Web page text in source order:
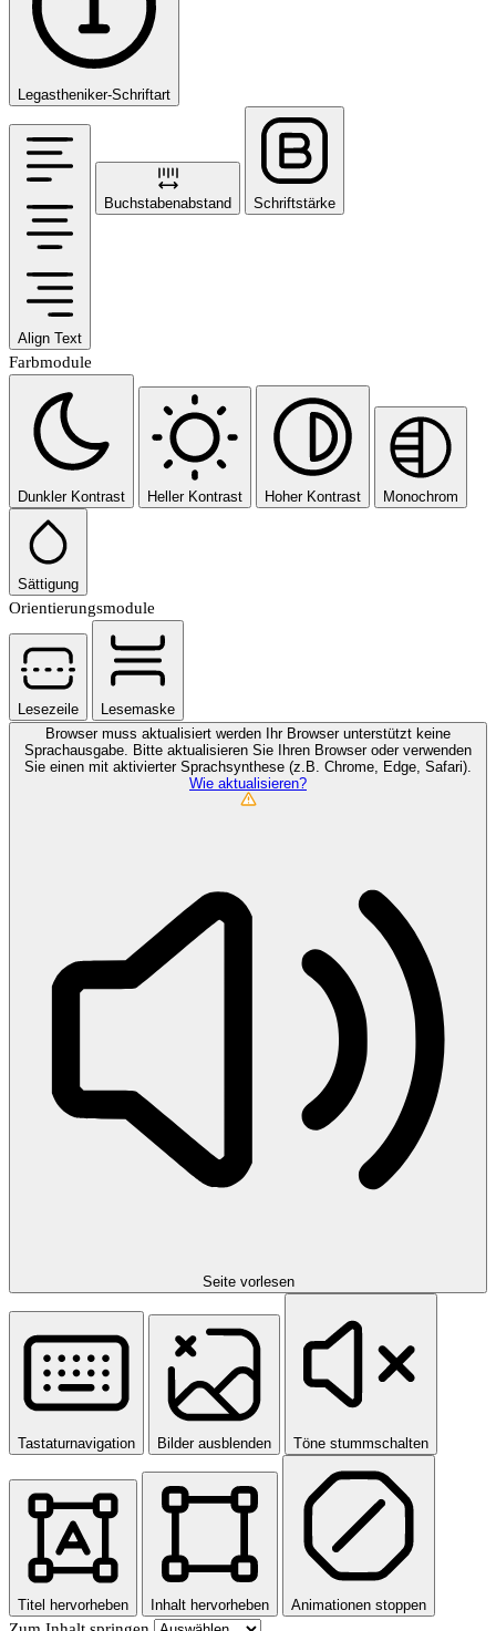
Legastheniker-Schriftart
Align Text
Buchstabenabstand Schriftstärke
Farbmodule
Dunkler Kontrast Heller Kontrast Hoher Kontrast Monochrom
Sättigung
Orientierungsmodule
Lesezeile
Lesemaske
Browser muss aktualisiert werden
Ihr Browser unterstützt keine
Sprachausgabe. Bitte aktualisieren Sie Ihren Browser oder verwenden
Sie einen mit aktivierter Sprachsynthese (z.B. Chrome, Edge, Safari).
Wie aktualisieren?
Seite vorlesen
Tastaturnavigation Bilder ausblenden Töne stummschalten
Titel hervorheben Inhalt hervorheben Animationen stoppen